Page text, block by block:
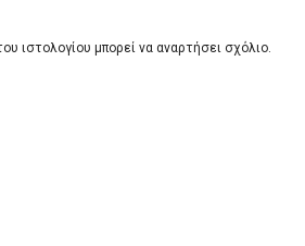
ιστολογίου μπορεί να αναρτήσει σχόλιο.